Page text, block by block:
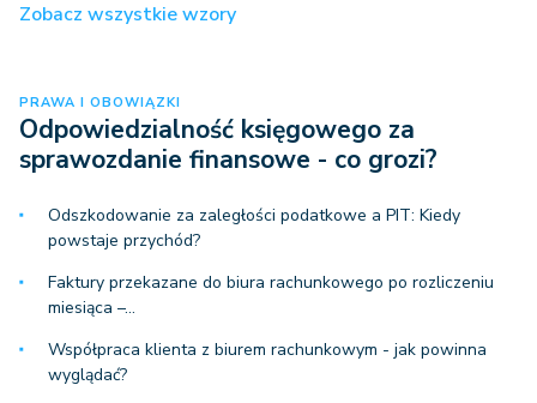
Zobacz wszystkie wzory
PRAWA I OBOWIĄZKI
Odpowiedzialność księgowego za
sprawozdanie finansowe - co grozi?
Odszkodowanie za zaległości podatkowe a PIT: Kiedy
powstaje przychód?
Faktury przekazane do biura rachunkowego po rozliczeniu
miesiąca –…
Współpraca klienta z biurem rachunkowym - jak powinna
wyglądać?